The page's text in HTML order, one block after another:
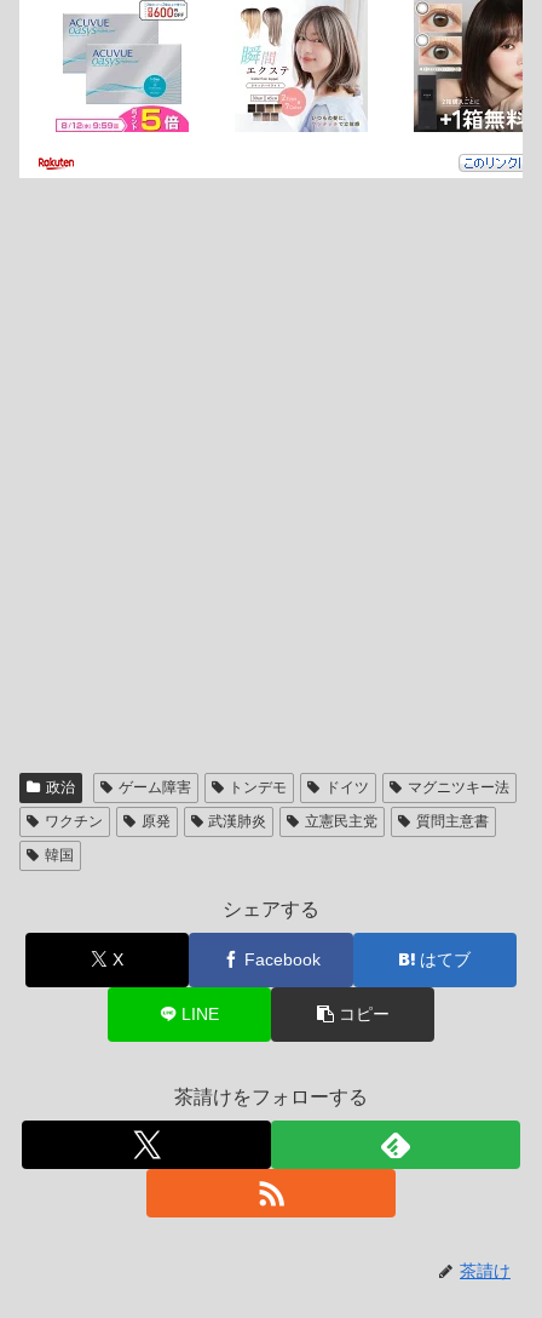
政治 ゲーム障害 トンデモ ドイツ
マグニツキー法
ワクチン
原発 武漢肺炎 立憲民主党
質問主意書
韓国
シェアする
X Facebook はてブ
LINE コピー
茶請けをフォローする
茶請け